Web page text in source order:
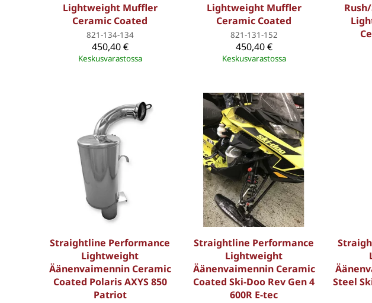
Lightweight Muffler
Ceramic Coated
821-134-134
450,40 €
Keskusvarastossa
Lightweight Muffler
Ceramic Coated
821-131-152
450,40 €
Keskusvarastossa
Straightline Performance
Lightweight
Äänenvaimennin Ceramic
Coated Polaris AXYS 850
Patriot
Straightline Performance
Lightweight
Äänenvaimennin Ceramic
Coated Ski-Doo Rev Gen 4
600R E-tec
Steel